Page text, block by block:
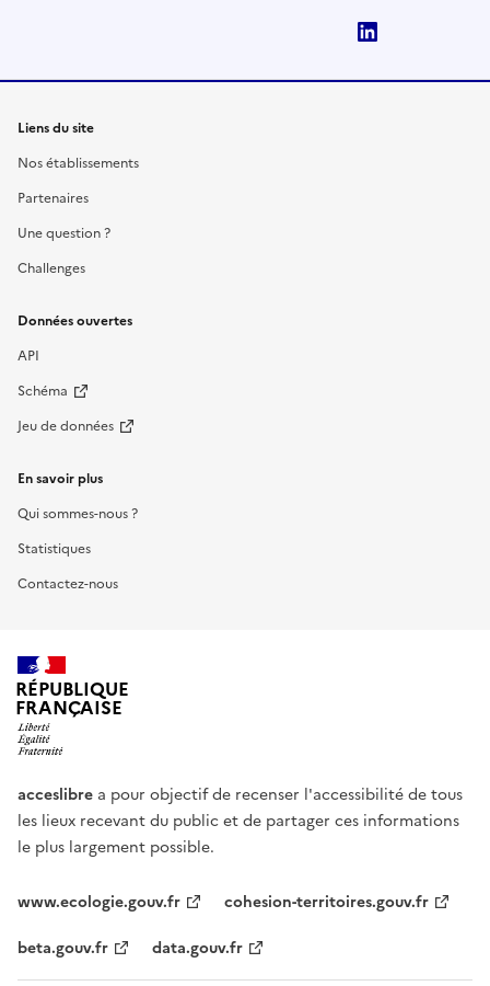
Liens du site
Nos établissements
Partenaires
Une question ?
Challenges
Données ouvertes
API
Schéma
Jeu de données
En savoir plus
Qui sommes-nous ?
Statistiques
Contactez-nous
RÉPUBLIQUE
FRANÇAISE
acceslibre a pour objectif de recenser l'accessibilité de tous
les lieux recevant du public et de partager ces informations
le plus largement possible.
www.ecologie.gouv.fr
cohesion-territoires.gouv.fr
beta.gouv.fr
data.gouv.fr